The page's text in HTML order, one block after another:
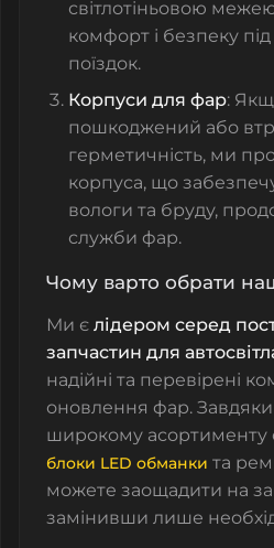
світлотіньовою
комфорт і безпеку
поїздок.
Корпуси для фар:
пошкоджений або
герметичність, ми
корпуса, що
вологи та бруду,
служби фар.
Чому варто обрати
Ми є лідером серед
запчастин для
надійні та перевірені
оновлення фар.
широкому асортименту
блоки LED обманки та
можете заощадити на
замінивши лише